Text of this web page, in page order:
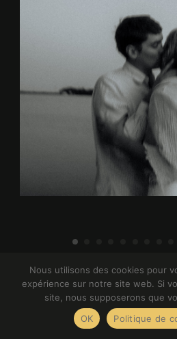
/ Couple /
Nous utilisons des cookies pour
expérience sur notre site web. Si
site, nous supposerons que
OK
Politique de